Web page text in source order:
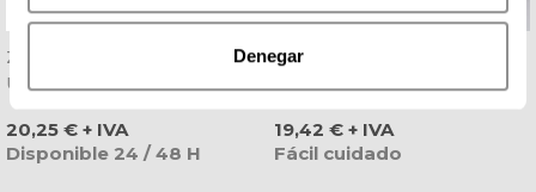
Denegar
Zueco Eva Azul Marino
Ultraligero Antibacteriano -
Dian
Precio
20,25 € + IVA
Disponible 24 / 48 H
Pantalón De Microfibra
Azul Marino Con Goma Y
Cordón - Gary's
Precio
19,42 € + IVA
Fácil cuidado